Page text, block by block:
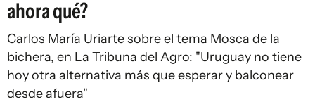
ahora qué?
Carlos María Uriarte sobre el tema Mosca de la
bichera, en La Tribuna del Agro: "Uruguay no tiene
hoy otra alternativa más que esperar y balconear
desde afuera"